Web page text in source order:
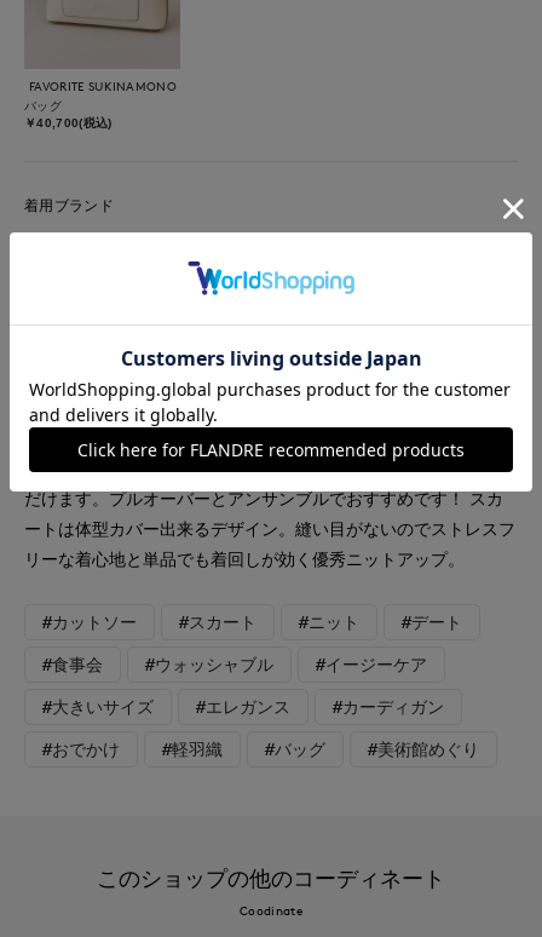
FAVORITE SUKINAMONO
バッグ
￥40,700(税込)
着用ブランド
【着用サイズ】全て9号 【着用カラー】ニット/スカート:ネイビ
ー カットソー:チャコール お出かけニットアップスタイル ニッ
トアップはキュプラ混で夏場まで着回して頂ける快適な着心地。
カーディガンはゆとりのあるデザインで1枚着でも着回していた
だけます。プルオーバーとアンサンブルでおすすめです！ スカ
ートは体型カバー出来るデザイン。縫い目がないのでストレスフ
リーな着心地と単品でも着回しが効く優秀ニットアップ。
#カットソー #スカート #ニット #デート
#食事会 #ウォッシャブル #イージーケア
#大きいサイズ #エレガンス #カーディガン
#おでかけ #軽羽織 #バッグ #美術館めぐり
このショップの他のコーディネート
Coodinate